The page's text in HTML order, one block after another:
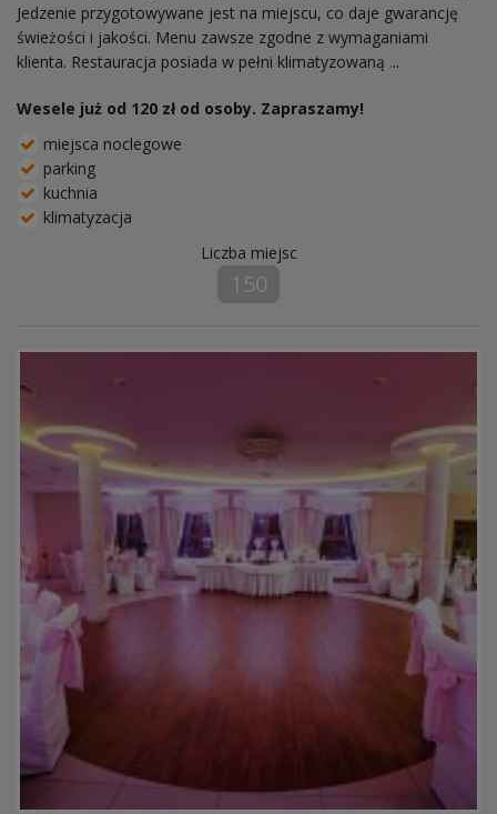
Jedzenie przygotowywane jest na miejscu, co daje gwarancję
świeżości i jakości. Menu zawsze zgodne z wymaganiami
klienta. Restauracja posiada w pełni klimatyzowaną ...
Wesele już od 120 zł od osoby. Zapraszamy!
miejsca noclegowe
parking
kuchnia
klimatyzacja
Liczba miejsc
150